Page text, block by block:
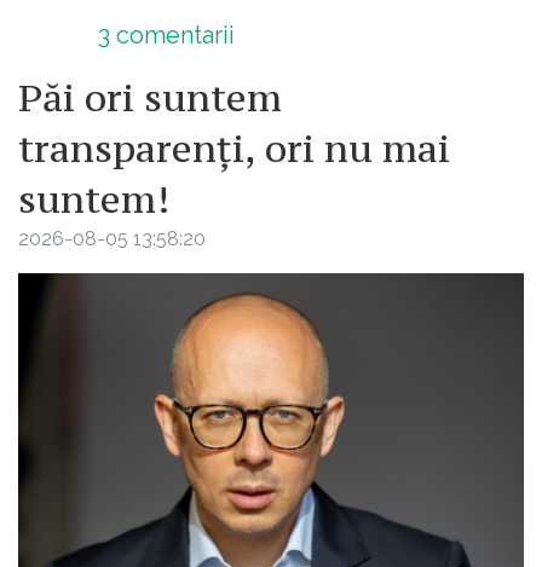
3 comentarii
Păi ori suntem
transparenți, ori nu mai
suntem!
2026-08-05 13:58:20